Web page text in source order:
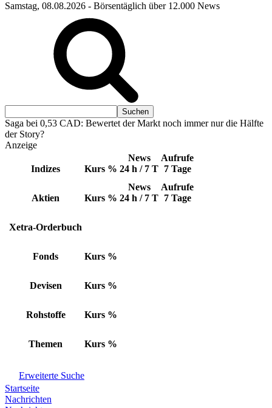
Samstag, 08.08.2026 - Börsentäglich über 12.000 News
Saga bei 0,53 CAD: Bewertet der Markt noch immer nur die Hälfte
der Story?
Anzeige
Indizes Kurs %
News
24 h / 7 T
Aufrufe
7 Tage
Aktien Kurs %
News
24 h / 7 T
Aufrufe
7 Tage
Xetra-Orderbuch
Fonds Kurs %
Devisen Kurs %
Rohstoffe Kurs %
Themen Kurs %
Erweiterte Suche
Startseite
Nachrichten